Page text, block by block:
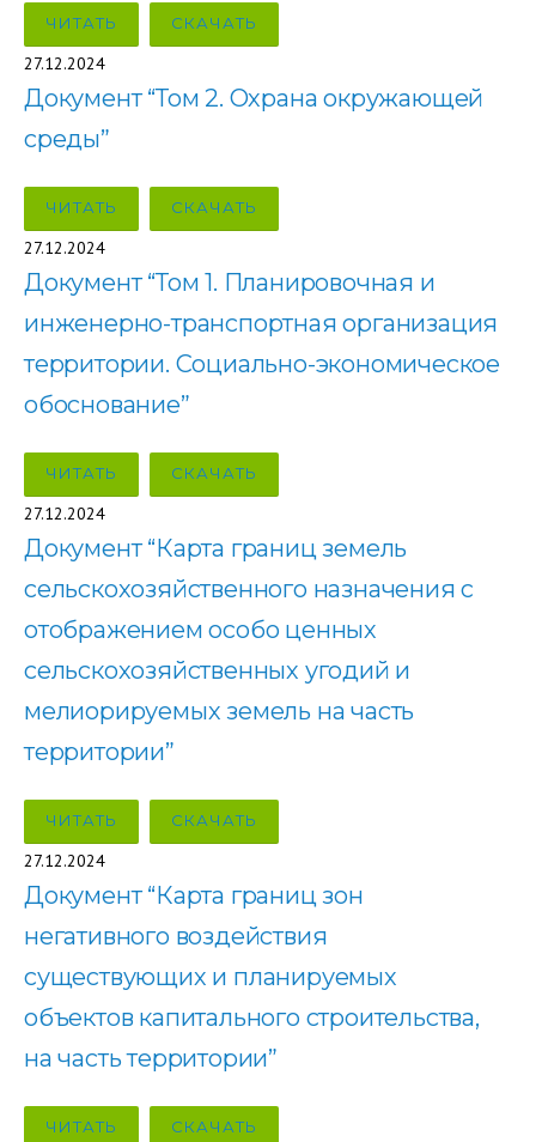
ЧИТАТЬ СКАЧАТЬ
27.12.2024
Документ “Том 2. Охрана окружающей
среды”
ЧИТАТЬ СКАЧАТЬ
27.12.2024
Документ “Том 1. Планировочная и
инженерно-транспортная организация
территории. Социально-экономическое
обоснование”
ЧИТАТЬ СКАЧАТЬ
27.12.2024
Документ “Карта границ земель
сельскохозяйственного назначения с
отображением особо ценных
сельскохозяйственных угодий и
мелиорируемых земель на часть
территории”
ЧИТАТЬ СКАЧАТЬ
27.12.2024
Документ “Карта границ зон
негативного воздействия
существующих и планируемых
объектов капитального строительства,
на часть территории”
ЧИТАТЬ СКАЧАТЬ